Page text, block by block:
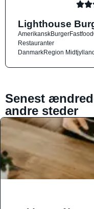
Lighthouse
AmerikanskBurgerFastfood
Restauranter
DanmarkRegion
Senest
andre steder